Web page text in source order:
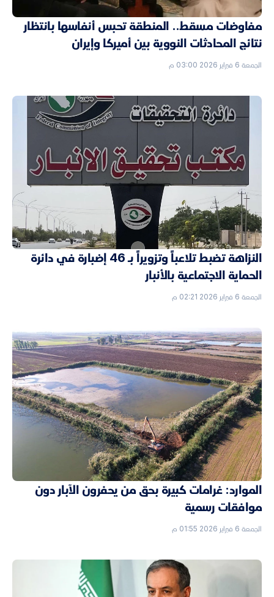
مفاوضات مسقط.. المنطقة تحبس أنفاسها بانتظار
نتائج المحادثات النووية بين أميركا وإيران
الجمعة 6 فبراير 2026 03:00 م
النزاهة تضبط تلاعباً وتزويراً بـ 46 إضبارة في دائرة
الحماية الاجتماعية بالأنبار
الجمعة 6 فبراير 2026 02:21 م
الموارد: غرامات كبيرة بحق من يحفرون الآبار دون
موافقات رسمية
الجمعة 6 فبراير 2026 01:55 م